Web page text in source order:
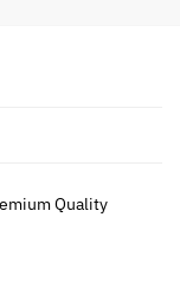
Quality